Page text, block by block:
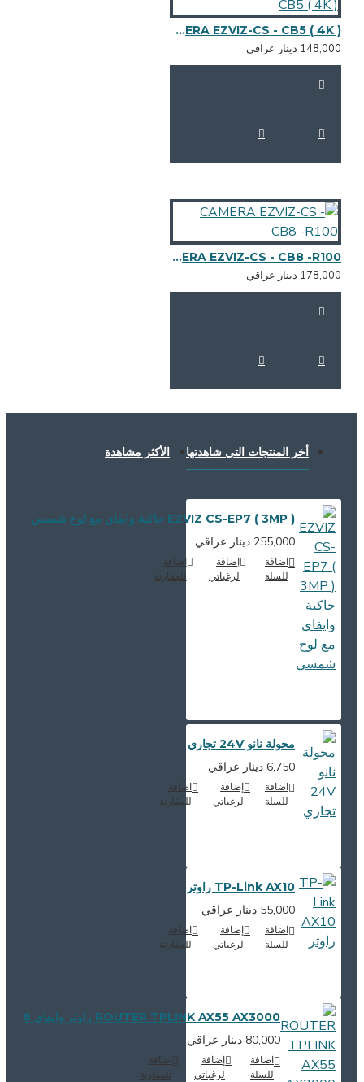
CAMERA EZVIZ-CS - CB5 ( 4K )
دينار عراقي
CAMERA EZVIZ-CS - CB8 -R100
دينار عراقي
أخر المنتجات التي شاهدتها الأكثر مشاهدة
EZVIZ CS-EP7 ( 3MP ) حاكية وايفاي مع لوح شمسي
255,000 دينار عراقي
اضافة
للسلة
إضافة
لرغباتي
اضافة
للمقارنة
محولة نانو 24V تجاري
6,750 دينار عراقي
اضافة
للسلة
إضافة
لرغباتي
اضافة
للمقارنة
TP-Link AX10 راوتر
55,000 دينار عراقي
اضافة
للسلة
إضافة
لرغباتي
اضافة
للمقارنة
ROUTER TPLINK AX55 AX3000 راوتر وايفاي 6
80,000 دينار عراقي
اضافة
إضافة
لرغباتي
للمقارنة